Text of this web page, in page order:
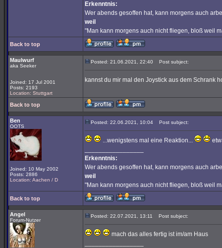
Erkenntnis:
Wer abends gesoffen hat, kann morgens auch
weil
"Man kann morgens auch nicht fliegen, bloß weil
Back to top
Maulwurf
aka Seeker
Joined: 17 Jul 2001
Posts: 2193
Location: Stuttgart
Posted: 21.06.2021, 22:40 Post subject:
kannst du mir mal den Joystick aus dem Schrank
Back to top
Ben
OOTS
Joined: 10 May 2002
Posts: 2886
Location: Aachen / D
Posted: 22.06.2021, 10:04 Post subject:
...wenigstens mal eine Reaktion...
Erkenntnis:
Wer abends gesoffen hat, kann morgens auch
weil
"Man kann morgens auch nicht fliegen, bloß weil
Back to top
Angel
Forum-Nutzer
Posted: 22.07.2021, 13:11 Post subject:
mach das alles fertig ist im/am Haus